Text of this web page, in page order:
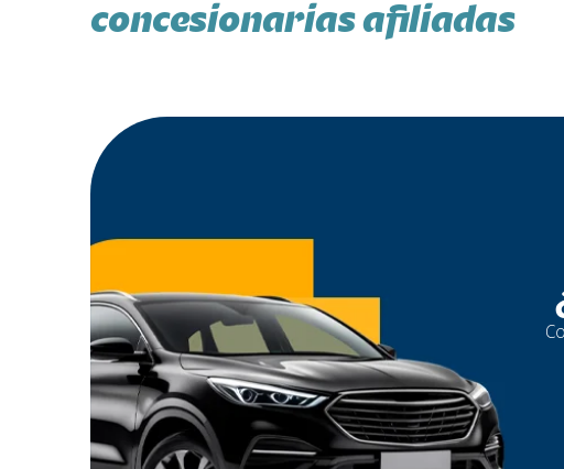
concesionarias afiliadas